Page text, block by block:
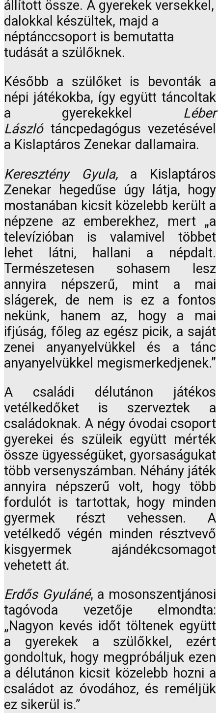
állított össze. A gyerekek versekkel,
dalokkal készültek, majd a
néptánccsoport is bemutatta
tudását a szülőknek.
Később a szülőket is bevonták a
népi játékokba, így együtt táncoltak
a gyerekekkel Léber
Lászlótáncpedagógus vezetésével
a Kislaptáros Zenekar dallamaira.
Keresztény Gyula,a Kislaptáros
Zenekar hegedűse úgy látja, hogy
mostanában kicsit közelebb került a
népzene az emberekhez, mert „a
televízióban is valamivel többet
lehet látni, hallani a népdalt.
Természetesen sohasem lesz
annyira népszerű, mint a mai
slágerek, de nem is ez a fontos
nekünk, hanem az, hogy a mai
ifjúság, főleg az egész picik, a saját
zenei anyanyelvükkel és a tánc
anyanyelvükkel megismerkedjenek.”
A családi délutánon játékos
vetélkedőket is szerveztek a
családoknak. A négy óvodai csoport
gyerekei és szüleik együtt mérték
össze ügyességüket, gyorsaságukat
több versenyszámban. Néhány játék
annyira népszerű volt, hogy több
fordulót is tartottak, hogy minden
gyermek részt vehessen. A
vetélkedő végén minden résztvevő
kisgyermek ajándékcsomagot
vehetett át.
Erdős Gyuláné, a mosonszentjánosi
tagóvoda vezetője elmondta:
„Nagyon kevés időt töltenek együtt
a gyerekek a szülőkkel, ezért
gondoltuk, hogy megpróbáljuk ezen
a délutánon kicsit közelebb hozni a
családot az óvodához, és reméljük
ez sikerül is.”